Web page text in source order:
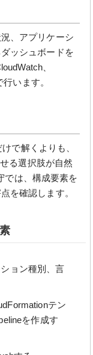
、アプリケーシ
ッシュボードを
、
います。
で解くよりも、
る選択肢が自然
では、構成要素を
を確認します。
ョン種別、言
テン
を作成す